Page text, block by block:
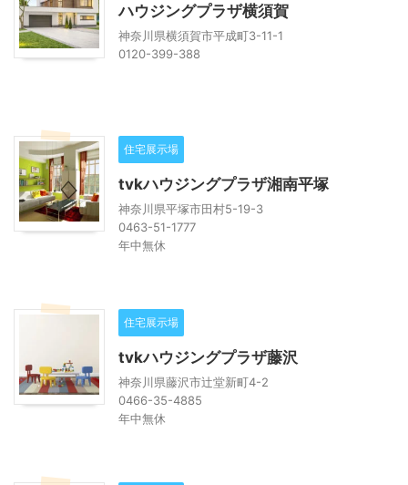
ハウジングプラザ横須賀
神奈川県横須賀市平成町3-11-1
0120-399-388
住宅展示場
tvkハウジングプラザ湘南平塚
神奈川県平塚市田村5-19-3
0463-51-1777
年中無休
住宅展示場
tvkハウジングプラザ藤沢
神奈川県藤沢市辻堂新町4-2
0466-35-4885
年中無休